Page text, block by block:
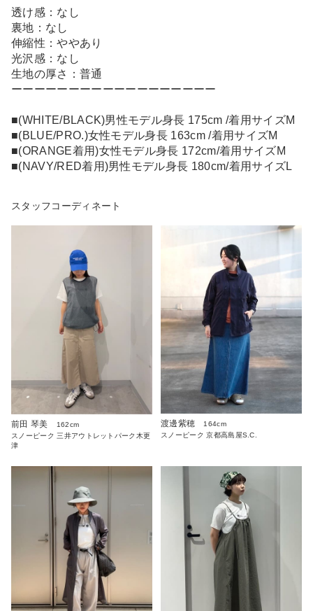
透け感：なし
裏地：なし
伸縮性：ややあり
光沢感：なし
生地の厚さ：普通
ーーーーーーーーーーーーーーーーーー
■(WHITE/BLACK)男性モデル身長 175cm /着用サイズM
■(BLUE/PRO.)女性モデル身長 163cm /着用サイズM
■(ORANGE着用)女性モデル身長 172cm/着用サイズM
■(NAVY/RED着用)男性モデル身長 180cm/着用サイズL
スタッフコーディネート
前田 琴美
162cm
スノーピーク 三井アウトレットパーク木更
津
渡邊紫穂
164cm
スノーピーク 京都高島屋S.C.